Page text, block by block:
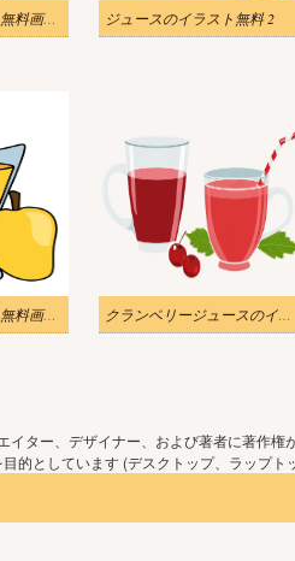
ジュースのイラスト無料画像 3 ジュースのイラスト無料 2
ジュースのイラスト無料画像 4 クランベリージュースのイラスト画像
ター、デザイナー、および著者に著作
的としています (デスクトップ、ラップ